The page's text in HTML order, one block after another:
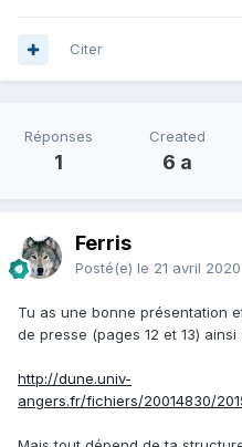
Citer
Réponses
1
Created
6 a
Ferris
Posté(e) le 21 avril 2020
Tu as une bonne présentation
de presse (pages 12 et 13)
http://dune.univ-
angers.fr/fichiers/20014830/